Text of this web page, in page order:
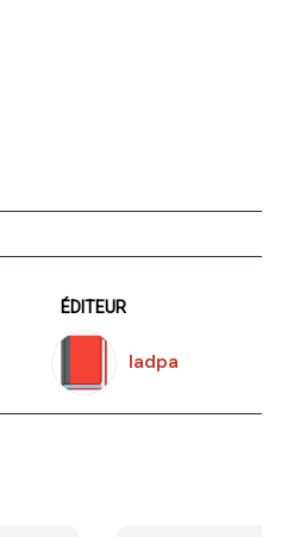
ÉDITEUR
Iadpa